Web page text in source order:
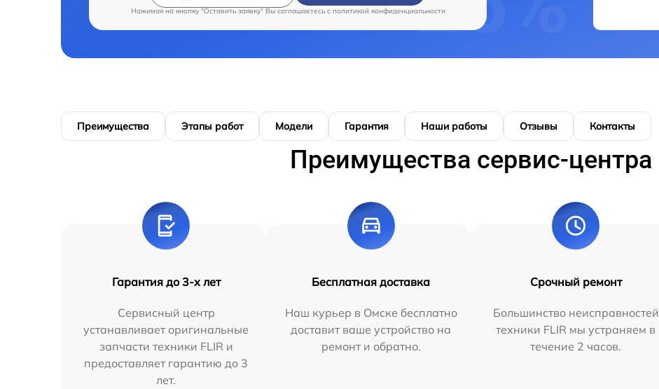
Нажимая на кнопку "Оставить заявку" Вы соглашаетесь c политикой конфиденциальности
Преимущества Этапы работ Модели Гарантия Наши работы Отзывы Контакты
Преимущества сервис-центра
Гарантия до 3-х лет
Сервисный центр
устанавливает оригинальные
запчасти техники FLIR и
предоставляет гарантию до 3
лет.
Бесплатная доставка
Наш курьер в Омске бесплатно
доставит ваше устройство на
ремонт и обратно.
Срочный ремонт
Большинство неисправностей
техники FLIR мы устраняем в
течение 2 часов.